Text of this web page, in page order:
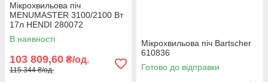
Мікрохвильова піч
MENUMASTER 3100/2100 Вт
17л HENDI 280072
В наявності
103 809,60 ₴/од.
115 344 ₴/од.
Мікрохвильова піч Bartscher
610836
Готово до відправки